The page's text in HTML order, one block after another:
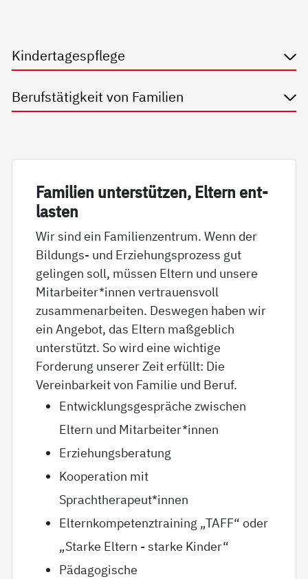
Kindertagespflege
Berufstätigkeit von Familien
Fa­mi­li­en un­ter­stüt­zen, El­tern ent­
las­ten
Wir sind ein Familienzentrum. Wenn der
Bildungs- und Erziehungsprozess gut
gelingen soll, müssen Eltern und unsere
Mitarbeiter*innen vertrauensvoll
zusammenarbeiten. Deswegen haben wir
ein Angebot, das Eltern maßgeblich
unterstützt. So wird eine wichtige
Forderung unserer Zeit erfüllt: Die
Vereinbarkeit von Familie und Beruf.
Entwicklungsgespräche zwischen
Eltern und Mitarbeiter*innen
Erziehungsberatung
Kooperation mit
Sprachtherapeut*innen
Elternkompetenztraining „TAFF“ oder
„Starke Eltern - starke Kinder“
Pädagogische